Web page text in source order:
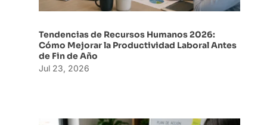
Tendencias de Recursos Humanos 2026:
Cómo Mejorar la Productividad Laboral Antes
de Fin de Año
Jul 23, 2026